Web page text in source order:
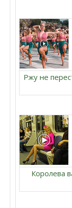
Ржу не
Королева